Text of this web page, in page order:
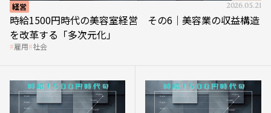
経営 2026.05.21
時給1500円時代の美容室経営 その6｜美容業の収益構造
を改革する「多次元化」
雇用 社会